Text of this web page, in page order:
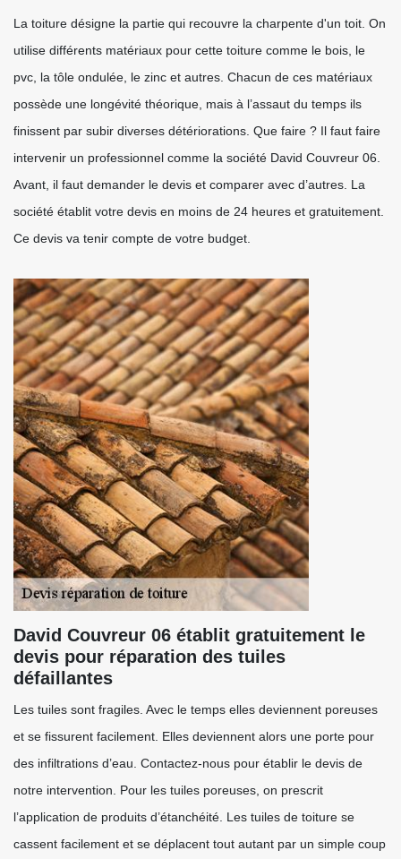
La toiture désigne la partie qui recouvre la charpente d'un toit. On
utilise différents matériaux pour cette toiture comme le bois, le
pvc, la tôle ondulée, le zinc et autres. Chacun de ces matériaux
possède une longévité théorique, mais à l’assaut du temps ils
finissent par subir diverses détériorations. Que faire ? Il faut faire
intervenir un professionnel comme la société David Couvreur 06.
Avant, il faut demander le devis et comparer avec d’autres. La
société établit votre devis en moins de 24 heures et gratuitement.
Ce devis va tenir compte de votre budget.
David Couvreur 06 établit gratuitement le
devis pour réparation des tuiles
défaillantes
Les tuiles sont fragiles. Avec le temps elles deviennent poreuses
et se fissurent facilement. Elles deviennent alors une porte pour
des infiltrations d’eau. Contactez-nous pour établir le devis de
notre intervention. Pour les tuiles poreuses, on prescrit
l’application de produits d’étanchéité. Les tuiles de toiture se
cassent facilement et se déplacent tout autant par un simple coup